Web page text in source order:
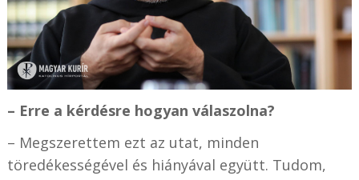
– Erre a kérdésre hogyan válaszolna?
– Megszerettem ezt az utat, minden
töredékességével és hiányával együtt. Tudom,